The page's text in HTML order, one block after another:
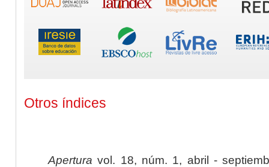
Otros índices
Apertura vol. 18, núm. 1, abril -